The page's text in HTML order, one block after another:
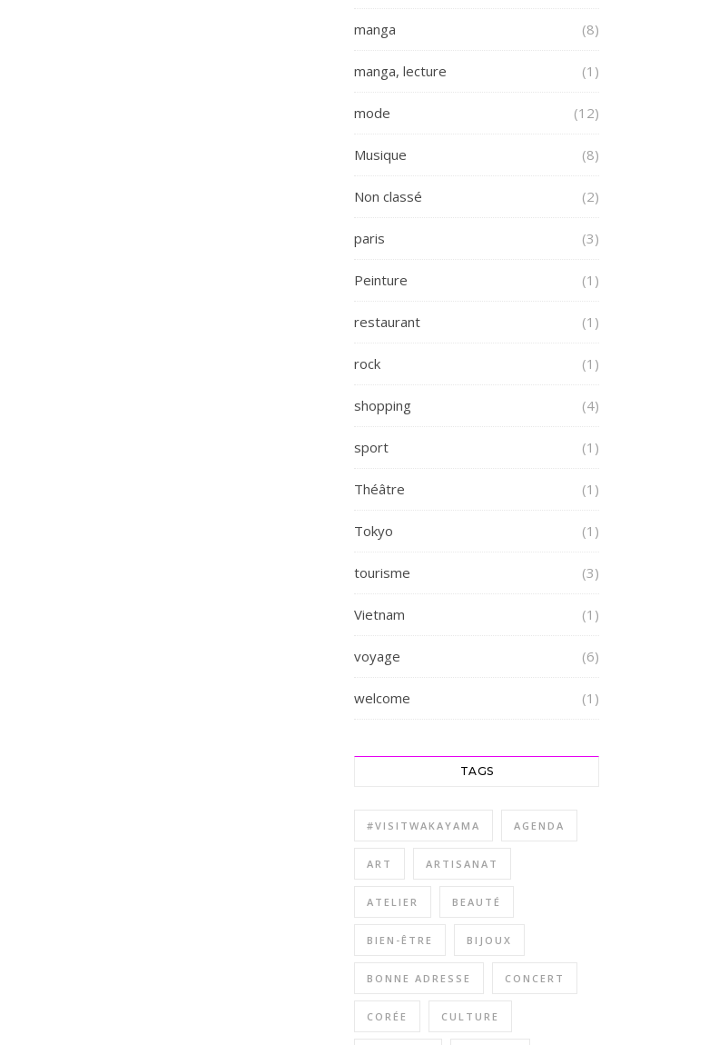
manga (8)
manga, lecture (1)
mode (12)
Musique (8)
Non classé (2)
paris (3)
Peinture (1)
restaurant (1)
rock (1)
shopping (4)
sport (1)
Théâtre (1)
Tokyo (1)
tourisme (3)
Vietnam (1)
voyage (6)
welcome (1)
TAGS
#VISITWAKAYAMA AGENDA
ART ARTISANAT
ATELIER BEAUTÉ
BIEN-ÊTRE BIJOUX
BONNE ADRESSE CONCERT
CORÉE CULTURE